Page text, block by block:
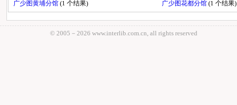
广少图黄埔分馆(1 个结果) 广少图花都分馆(1 个结果)
© 2005－ 2026 www.interlib.com.cn, all rights reserved